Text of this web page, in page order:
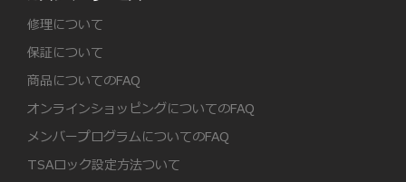
修理について
保証について
商品についてのFAQ
オンラインショッピングについてのFAQ
メンバープログラムについてのFAQ
TSAロック設定方法ついて